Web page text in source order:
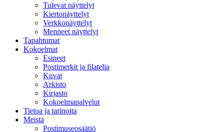
Tulevat näyttelyt
Kiertonäyttelyt
Verkkonäyttelyt
Menneet näyttelyt
Tapahtumat
Kokoelmat
Esineet
Postimerkit ja filatelia
Kuvat
Arkisto
Kirjasto
Kokoelmapalvelut
Tietoa ja tarinoita
Meistä
Postimuseosäätiö